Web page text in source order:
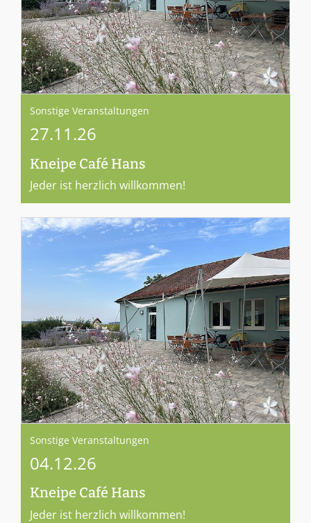
Sonstige Veranstaltungen
27.11.26
Kneipe Café Hans
Jeder ist herzlich willkommen!
Sonstige Veranstaltungen
04.12.26
Kneipe Café Hans
Jeder ist herzlich willkommen!